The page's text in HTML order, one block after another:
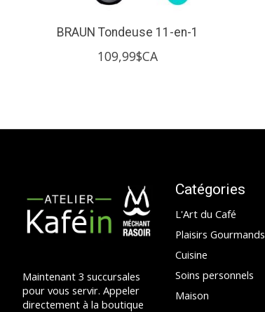
BRAUN Tondeuse 11-en-1
109,99$CA
Maintenant 3 succursales
pour vous servir. Appeler
directement à la boutique
Catégories
L'Art du Café
Plaisirs Gourmands
Cuisine
Soins personnels
Maison